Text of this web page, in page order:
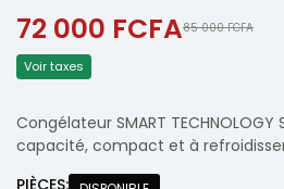
72 000 FCFA85 000 FCFA
Voir taxes
Congélateur SMART TECHNOLOGY
capacité, compact et à
PIÈCES: